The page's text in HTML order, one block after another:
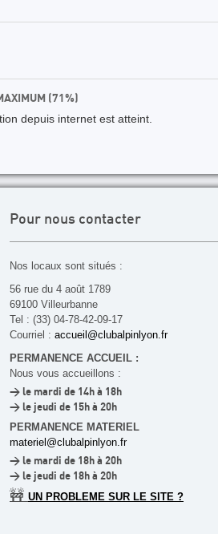
(71%)
depuis internet est atteint.
Pour nous contacter
Nos locaux sont situés :
56 rue du 4 août 1789
69100 Villeurbanne
Tel : (33) 04-78-42-09-17
Courriel : accueil@clubalpinlyon.fr
PERMANENCE ACCUEIL :
Nous vous accueillons :
> le mardi de 14h à 18h
> le jeudi de 15h à 20h
PERMANENCE MATERIEL
materiel@clubalpinlyon.fr
> le mardi de 18h à 20h
> le jeudi de 18h à 20h
🚧 UN PROBLEME SUR LE SITE ?